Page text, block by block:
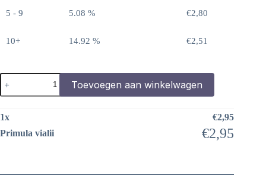
5 - 9 5.08 % €2,80
10+ 14.92 % €2,51
Primula
vialii
aantal
Toevoegen aan winkelwagen
1x €2,95
Primula vialii
€2,95